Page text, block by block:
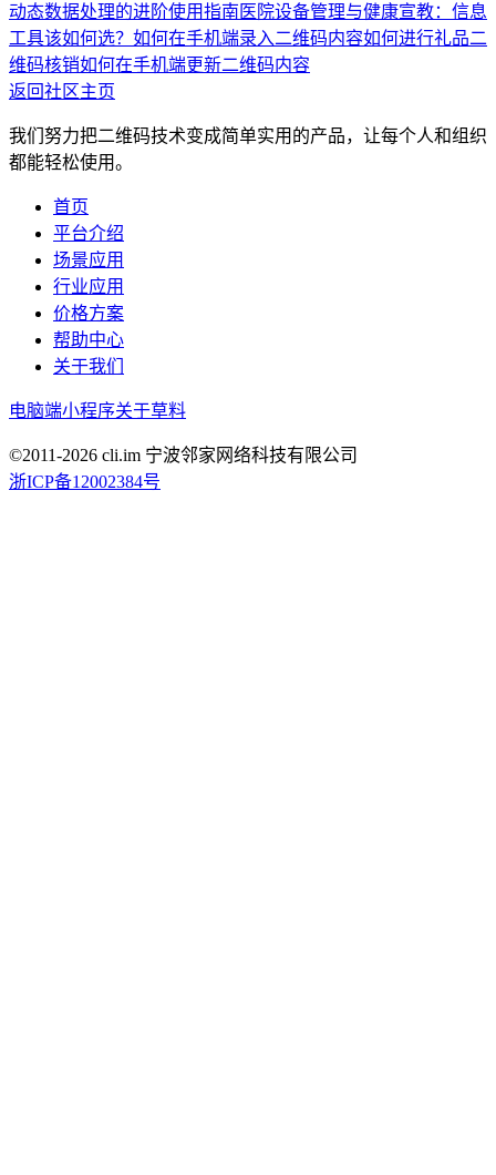
动态数据处理的进阶使用指南 医院设备管理与健康宣教：信息
工具该如何选？ 如何在手机端录入二维码内容如何进行礼品二
维码核销如何在手机端更新二维码内容
返回社区主页
我们努力把二维码技术变成简单实用的产品，让每个人和组织
都能轻松使用。
首页
平台介绍
场景应用
行业应用
价格方案
帮助中心
关于我们
电脑端小程序关于草料
©2011-2026 cli.im 宁波邻家网络科技有限公司
浙ICP备12002384号